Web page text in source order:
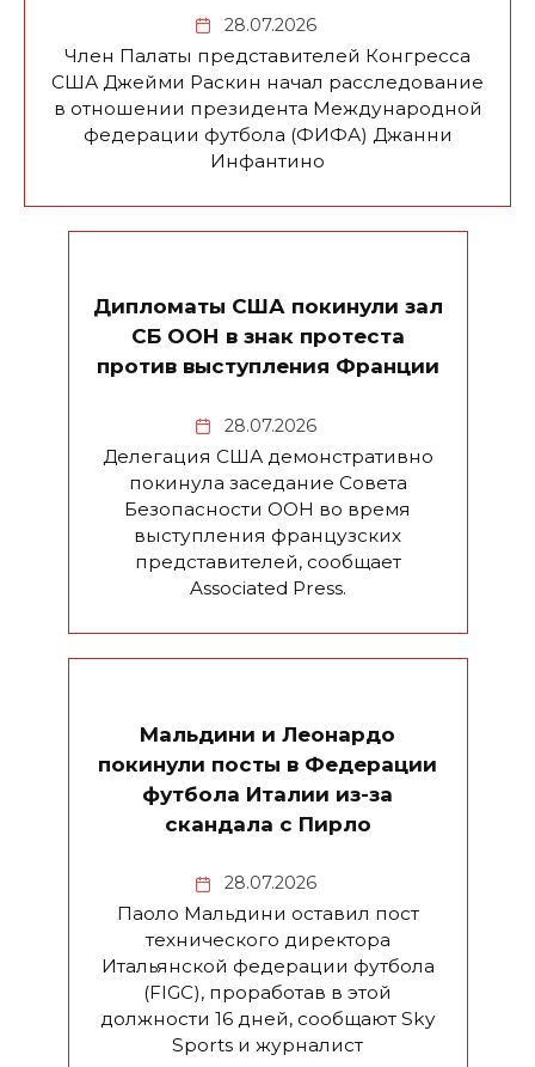
28.07.2026
Член Палаты представителей Конгресса
США Джейми Раскин начал расследование
в отношении президента Международной
федерации футбола (ФИФА) Джанни
Инфантино
Дипломаты США покинули зал
СБ ООН в знак протеста
против выступления Франции
28.07.2026
Делегация США демонстративно
покинула заседание Совета
Безопасности ООН во время
выступления французских
представителей, сообщает
Associated Press.
Мальдини и Леонардо
покинули посты в Федерации
футбола Италии из-за
скандала с Пирло
28.07.2026
Паоло Мальдини оставил пост
технического директора
Итальянской федерации футбола
(FIGC), проработав в этой
должности 16 дней, сообщают Sky
Sports и журналист